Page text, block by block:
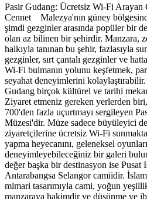
Pasir Gudang: Ücretsiz Wi-Fi
Cennet Malezya'nın güney
şimdi gezginler arasında popüler bir
olan az bilinen bir şehirdir. Manzara,
halkıyla tanınan bu şehir, fazlasıyla
gezginler, sırt çantalı gezginler ve
Wi-Fi bulmanın yolunu keşfetmek,
seyahat deneyimlerini
Gudang birçok kültürel ve tarihi
Ziyaret etmeniz gereken yerlerden
700'den fazla uçurtmayı sergileyen
Müzesi'dir. Müze sadece büyüleyici
ziyaretçilerine ücretsiz Wi-Fi
yapma heyecanını, geleneksel
deneyimleyebileceğiniz bir galeri
değer başka bir destinasyon ise
Antarabangsa Selangor camiidir.
mimari tasarımıyla cami, yoğun
manzaraya hakimdir ve düşünme ve